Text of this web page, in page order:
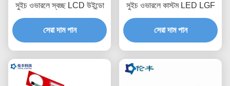
সুইচ ওভারলে স্বচ্ছ LCD উইন্ডো
সেরা দাম পান
সুইচ ওভারলে কাস্টম LED LGF
সেরা দাম পান